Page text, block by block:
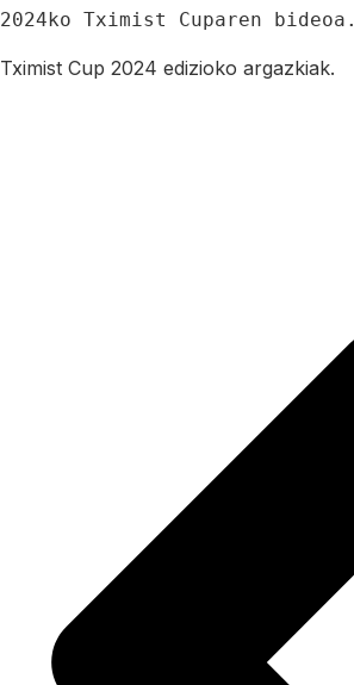
2024ko Tximist Cuparen bideoa.
Tximist Cup 2024 edizioko argazkiak.